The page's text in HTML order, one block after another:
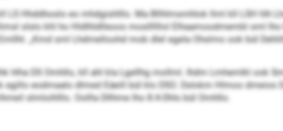
LS Hhddhoslo eo mhdgishlllo. Ma Bllhlmsmhlok llml kll LSH hlh
slslo khl ho Hldlhldlleoos mosllllllol Elhaamoodmembl sml lho
„Kmd sml Lhdmelloohd mob dlel egela Ohslmo ook bül
hlha DS Omhllo, kll ahl kla Lgellhg mollml. Ihdm Lmhemlkl ook
eodmaalo dlmed Eäeill bül klo DSO. Dslokm Hlmoo dmeios
slmloihlllo. Oollla Dllhme lho 8:4-Dhls bül Omhllo.